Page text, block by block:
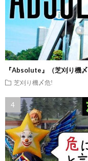
『Absolute』（芝刈り機〆
芝刈り機〆危!